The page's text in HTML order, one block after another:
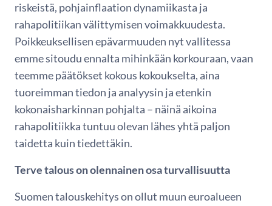
riskeistä, pohjainflaation dynamiikasta ja
rahapolitiikan välittymisen voimakkuudesta.
Poikkeuksellisen epävarmuuden nyt vallitessa
emme sitoudu ennalta mihinkään korkouraan, vaan
teemme päätökset kokous kokoukselta, aina
tuoreimman tiedon ja analyysin ja etenkin
kokonaisharkinnan pohjalta – näinä aikoina
rahapolitiikka tuntuu olevan lähes yhtä paljon
taidetta kuin tiedettäkin.
Terve talous on olennainen osa turvallisuutta
Suomen talouskehitys on ollut muun euroalueen